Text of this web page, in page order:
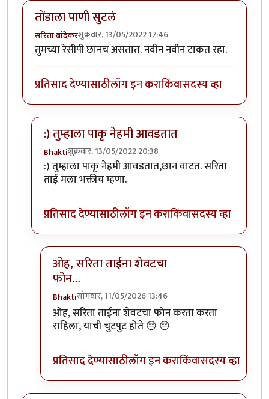
तोंडाला पाणी सुटलं
सरिता बांदेकरशुक्रवार, 13/05/2022 17:46
तुमच्या रेसीपी छानच असतात. नवीन नवीन टाकत रहा.
प्रतिसाद देण्यासाठीलॉग इन कराकिंवासदस्य व्हा
:) तुम्हाला पाकृ नेहमी आवडतात
Bhaktiशुक्रवार, 13/05/2022 20:38
In reply toतोंडाला पाणी सुटलंbyसरिता बांदेकर
:) तुम्हाला पाकृ नेहमी आवडतात,छान वाटत. सरिता
ताई मला भक्तीच म्हणा.
प्रतिसाद देण्यासाठीलॉग इन कराकिंवासदस्य व्हा
ओह, सरिता ताईना शेवटचा
फोन…
Bhaktiसोमवार, 11/05/2026 13:46
In reply to:) तुम्हाला पाकृ नेहमी आवडतातby
ओह, सरिता ताईना शेवटचा फोन करता करता
राहिला, याची चुटपुट होते 😔 😔
प्रतिसाद देण्यासाठीलॉग इन कराकिंवासदस्य व्हा